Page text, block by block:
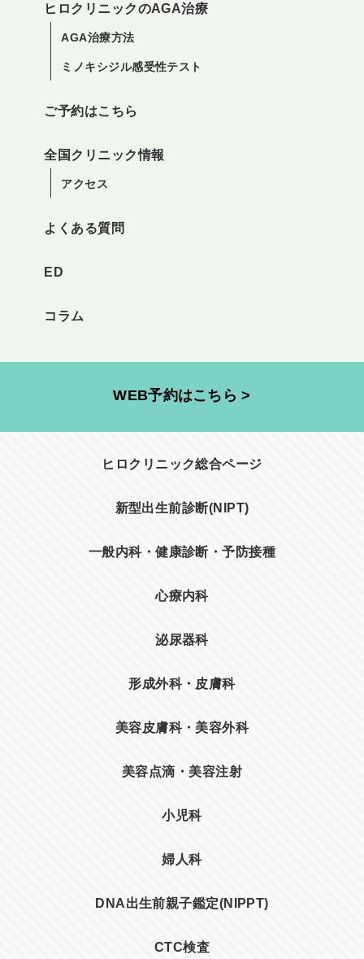
ヒロクリニックのAGA治療
AGA治療方法
ミノキシジル感受性テスト
ご予約はこちら
全国クリニック情報
アクセス
よくある質問
ED
コラム
WEB予約はこちら >
ヒロクリニック総合ページ
新型出生前診断(NIPT)
一般内科・健康診断・予防接種
心療内科
泌尿器科
形成外科・皮膚科
美容皮膚科・美容外科
美容点滴・美容注射
小児科
婦人科
DNA出生前親子鑑定(NIPPT)
CTC検査